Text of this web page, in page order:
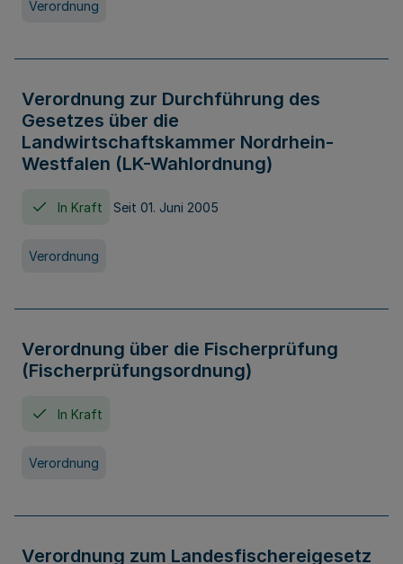
Verordnung
Verordnung zur Durchführung des
Gesetzes über die
Landwirtschaftskammer Nordrhein-
Westfalen (LK-Wahlordnung)
In Kraft Seit 01. Juni 2005
Verordnung
Verordnung über die Fischerprüfung
(Fischerprüfungsordnung)
In Kraft
Verordnung
Verordnung zum Landesfischereigesetz